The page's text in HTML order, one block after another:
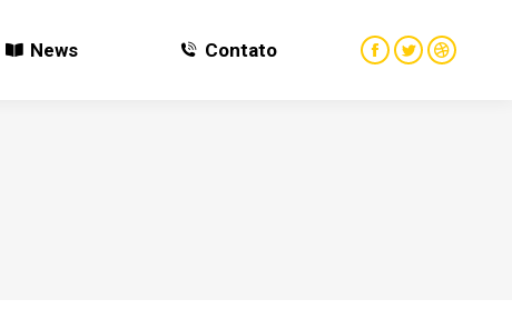
News Contato